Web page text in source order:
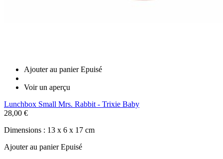
Ajouter au panier Epuisé
Voir un aperçu
Lunchbox Small Mrs. Rabbit - Trixie Baby
28,00 €
Dimensions : 13 x 6 x 17 cm
Ajouter au panierEpuisé